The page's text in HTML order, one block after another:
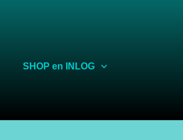
SHOP en INLOG